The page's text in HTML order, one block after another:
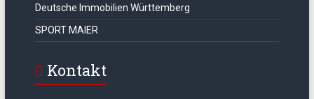
Deutsche Immobilien Württemberg
SPORT MAIER
Kontakt